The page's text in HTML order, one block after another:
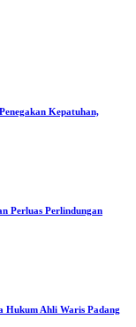
Kepatuhan,
Perluas Perlindungan
Hukum Ahli Waris Padang